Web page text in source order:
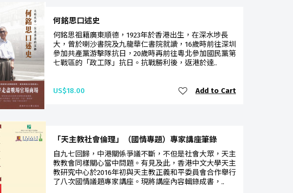
何銘思口述史
何銘思祖籍廣東順德，1923年於香港出生，在深水埗長
大，曾於喇沙書院及九龍華仁書院就讀，16歲時前往深圳
參加共產黨游擊隊抗日，20歲時再前往粵北參加國民黨第
七戰區的「政工隊」抗日。抗戰勝利後，返港於達..
US$18.00 Add to Cart
「天主教社會倫理」（國情專題）專家講座筆錄
自九七回歸，中港關係爭議不斷，不但是社會大眾，天主
教教會同樣關心當中問題。有見及此，香港中文大學天主
教研究中心於2016年初與天主教正義和平委員會合作舉行
了八次國情議題專家講座。現將講座內容輯錄成書，..